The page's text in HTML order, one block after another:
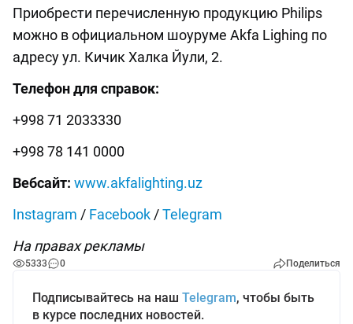
Приобрести перечисленную продукцию Philips
можно в официальном шоуруме Akfa Lighing по
адресу ул. Кичик Халка Йули, 2.
Телефон для справок:
+998 71 2033330
+998 78 141 0000
Вебсайт: www.akfalighting.uz
Instagram / Facebook/Telegram
На правах рекламы
5333 0 Поделиться
Подписывайтесь на наш Telegram, чтобы быть
в курсе последних новостей.